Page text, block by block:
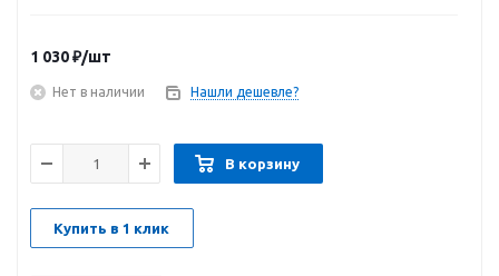
1 030₽/шт
Нет в наличии Нашли дешевле?
В корзину
Купить в 1 клик